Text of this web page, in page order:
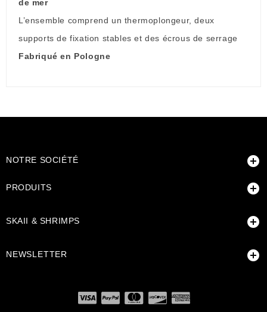
de mer
L’ensemble comprend un thermoplongeur, deux
supports de fixation stables et des écrous de serrage
Fabriqué en Pologne
NOTRE SOCIÉTÉ 
PRODUITS 
SKAII & SHRIMPS 
NEWSLETTER 